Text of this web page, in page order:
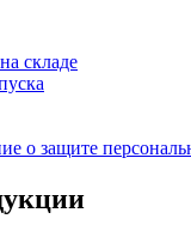
складе
о защите